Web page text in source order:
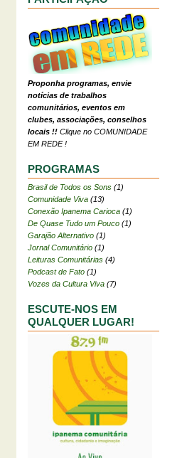
Proponha programas, envie
notícias de trabalhos
comunitários, eventos em
clubes, associações, conselhos
locais !! Clique no COMUNIDADE
EM REDE !
PROGRAMAS
Brasil de Todos os Sons (1)
Comunidade Viva (13)
Conexão Ipanema Carioca (1)
De Quase Tudo um Pouco (1)
Garajão Alternativo (1)
Jornal Comunitário (1)
Leituras Comunitárias (4)
Podcast de Fato (1)
Vozes da Cultura Viva (7)
ESCUTE-NOS EM
QUALQUER LUGAR!